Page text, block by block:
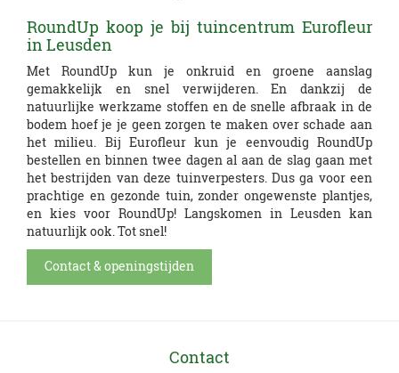
RoundUp koop je bij tuincentrum Eurofleur
in Leusden
Met RoundUp kun je onkruid en groene aanslag
gemakkelijk en snel verwijderen. En dankzij de
natuurlijke werkzame stoffen en de snelle afbraak in de
bodem hoef je je geen zorgen te maken over schade aan
het milieu. Bij Eurofleur kun je eenvoudig RoundUp
bestellen en binnen twee dagen al aan de slag gaan met
het bestrijden van deze tuinverpesters. Dus ga voor een
prachtige en gezonde tuin, zonder ongewenste plantjes,
en kies voor RoundUp! Langskomen in Leusden kan
natuurlijk ook. Tot snel!
Contact & openingstijden
Contact